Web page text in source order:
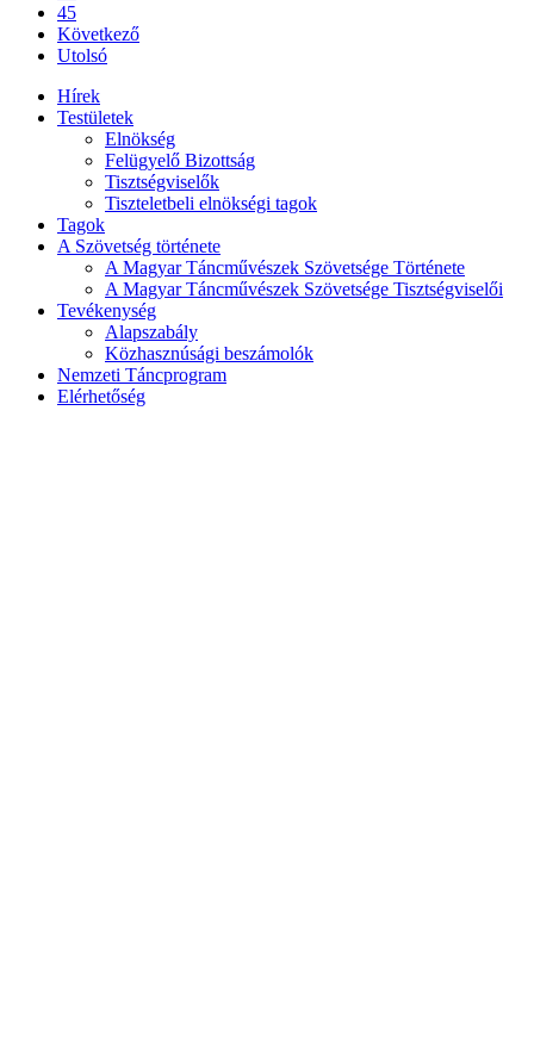
45
Következő
Utolsó
Hírek
Testületek
Elnökség
Felügyelő Bizottság
Tisztségviselők
Tiszteletbeli elnökségi tagok
Tagok
A Szövetség története
A Magyar Táncművészek Szövetsége Története
A Magyar Táncművészek Szövetsége Tisztségviselői
Tevékenység
Alapszabály
Közhasznúsági beszámolók
Nemzeti Táncprogram
Elérhetőség